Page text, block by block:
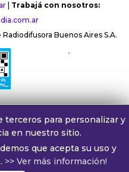
| Trabajá con nosotros:
Buenos Aires S.A.
´
terceros para personalizar y
en nuestro sitio.
que acepta su uso y
>> Ver más información!